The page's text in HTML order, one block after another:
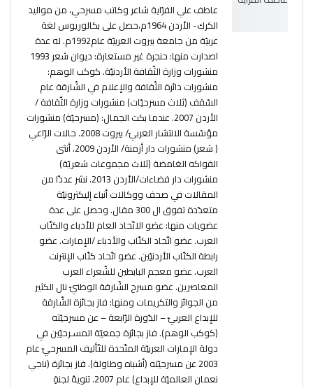
عاطف علي الفرّاية شاعر وكاتب مسرحي، من مواليد
الكرك- الأردن 1964م،حصل على بكالوريوس لغة
عربيّة من جامعة بيروت العربيّة عام1992م. له عدة
اصدارت منها: حنجرة غير مستعارة: ديوان شعر 1993
منشورات وزارة الثّقافة الأردنيّة. كوكب الوهم:
منشورات دائرة الثّقافة والإعلام في الشّارقة عام
السّقف (ثلاث مسرحيّات) منشورات وزارة الثّقافة /
الأردن 2007. عندما بكت الجمال: (مسرحيّة) منشورات
مؤسّسة الانتشار العربيّ/ بيروت 2008. حالات الرّاعي
( شعر) منشورات دار أزمنة/ الأردن 2009. أنثى
الفواكه الغامضة (ثلاث مجموعات شعريّة)
منشورات دار فضاءات/الأردن 2013. نشر عددًا من
المقالات في صحف ووكالات أنباء إليكترونيّة
متعدّدة تفوق ال 300 مقال. وحصل على عدة
عضويات منها: عضو الاتّحاد العام للأدباء والكتّاب
العرب. عضو اتّحاد الكتّاب والأدباء /الإمارات. عضو
رابطة الكتّاب الأردنيّين. عضو اتّحاد كتّاب الإنترنت
العرب. عضو معجم البابطين للشّعراء العرب
المعاصرين. عضو مسرح الشّارقة الوطنيّ نال الكثير
من الجوائز والتكريمات ومنها: فاز بجائزة الشّارقة
للإبداع العربيّ – الدّورة الرّابعة – عن مسرحيّته
(كوكب الوهم). فاز بجائزة جمعيّة المسـرحيّين في
دولة الإمارات العربيّة المتّحدة للتّأليف المسرحيّ عام
2003 عن مسرحيّته (أشباه وطاولة). فاز بجائزة (ناجي
نعمان العالميّة للإبداع) عام 2007. تنويهُ لجنةِ